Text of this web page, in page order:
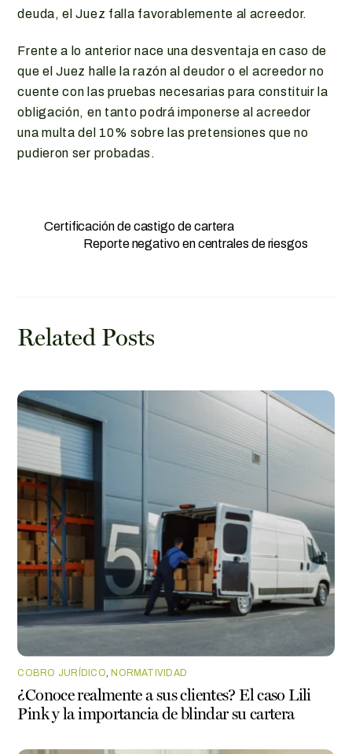
deuda, el Juez falla favorablemente al acreedor.
Frente a lo anterior nace una desventaja en caso de
que el Juez halle la razón al deudor o el acreedor no
cuente con las pruebas necesarias para constituir la
obligación, en tanto podrá imponerse al acreedor
una multa del 10% sobre las pretensiones que no
pudieron ser probadas.
Certificación de castigo de cartera
Reporte negativo en centrales de riesgos
Related Posts
COBRO JURÍDICO, NORMATIVIDAD
¿Conoce realmente a sus clientes? El caso Lili
Pink y la importancia de blindar su cartera